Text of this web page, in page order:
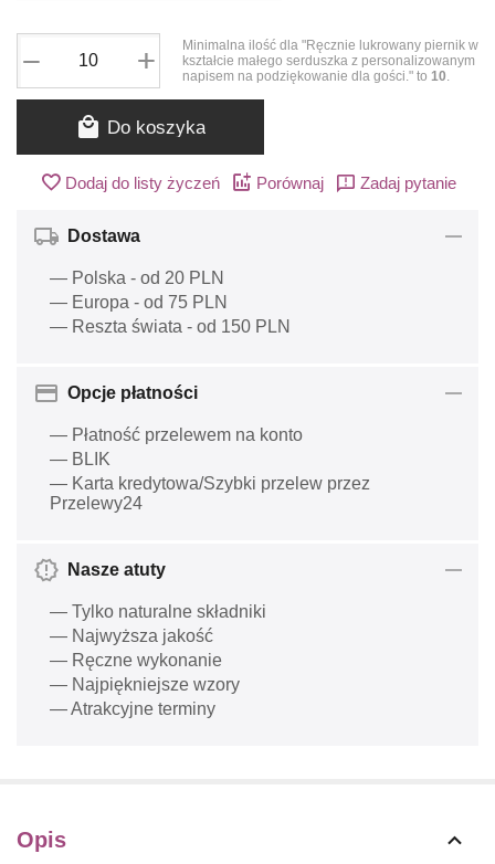
+
−
Minimalna ilość dla "Ręcznie lukrowany piernik w
kształcie małego serduszka z personalizowanym
napisem na podziękowanie dla gości." to 10.
Do koszyka
Dodaj do listy życzeń Porównaj Zadaj pytanie
Dostawa
— Polska - od 20 PLN
— Europa - od 75 PLN
— Reszta świata - od 150 PLN
Opcje płatności
— Płatność przelewem na konto
— BLIK
— Karta kredytowa/Szybki przelew przez
Przelewy24
Nasze atuty
— Tylko naturalne składniki
— Najwyższa jakość
— Ręczne wykonanie
— Najpiękniejsze wzory
— Atrakcyjne terminy
Opis